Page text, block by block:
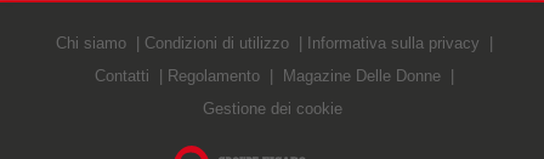
Chi siamo Condizioni di utilizzo
Informativa sulla privacy
Contatti
Regolamento
Magazine Delle Donne
Gestione dei cookie